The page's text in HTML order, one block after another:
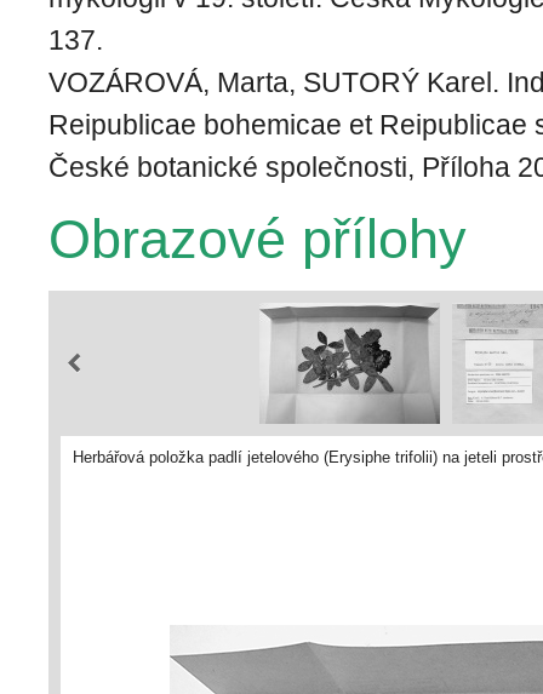
137.
VOZÁROVÁ, Marta, SUTORÝ Karel.
Reipublicae bohemicae et Reipublicae
České botanické společnosti, Příloha
Obrazové přílohy
Herbářová položka padlí jetelového (Erysiphe trifolii) na jeteli